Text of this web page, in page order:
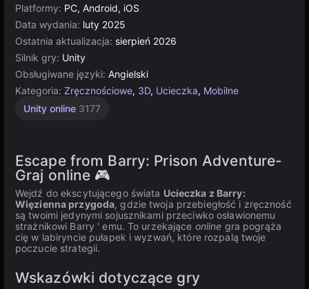
Platformy: PC, Android, iOS
Data wydania: luty 2025
Ostatnia aktualizacja: sierpień 2026
Silnik gry: Unity
Obsługiwane języki: Angielski
Kategoria: Zręcznościowe, 3D, Ucieczka, Mobilne
Unity online 3177
Escape from Barry: Prison Adventure-
Graj online 🎮
Wejdź do ekscytującego świata Ucieczka z Barry:
Więzienna przygoda, gdzie twoja przebiegłość i zręczność
są twoimi jedynymi sojusznikami przeciwko osławionemu
strażnikowi Barry ' emu. To urzekające online gra pogrąża
cię w labiryncie pułapek i wyzwań, które rozpalą twoje
poczucie strategii.
Wskazówki dotyczące gry